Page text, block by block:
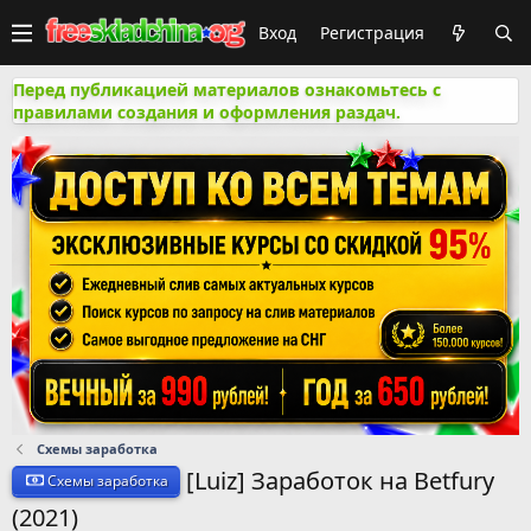
Вход Регистрация
Перед публикацией материалов ознакомьтесь с
правилами создания и оформления раздач.
Схемы заработка
Схемы заработка
[Luiz] Заработок на Betfury
(2021)